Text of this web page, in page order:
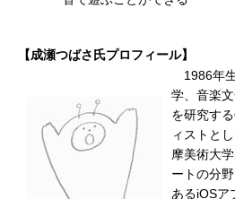
【成瀬つばさ氏プロフィール】
1986年
学、音楽
を研究す
ィストと
摩美術大
ートの分
あるiOSア